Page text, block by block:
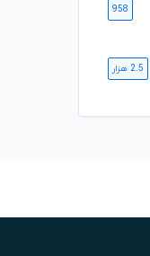
958
2.5 هزار